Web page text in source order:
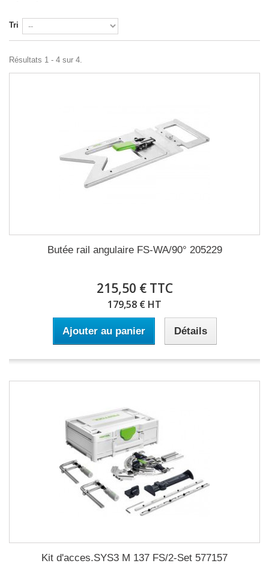
Tri
Résultats 1 - 4 sur 4.
Butée rail angulaire FS-WA/90° 205229
215,50 € TTC
179,58 € HT
Ajouter au panier Détails
Kit d'acces.SYS3 M 137 FS/2-Set 577157